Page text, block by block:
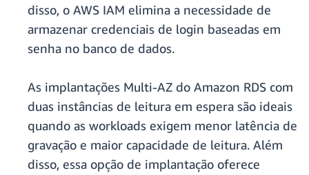
disso, o AWS IAM elimina a necessidade de
armazenar credenciais de login baseadas em
senha no banco de dados.
As implantações Multi-AZ do Amazon RDS com
duas instâncias de leitura em espera são ideais
quando as workloads exigem menor latência de
gravação e maior capacidade de leitura. Além
disso, essa opção de implantação oferece